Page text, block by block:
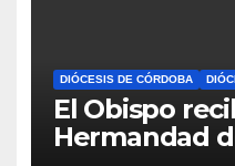
DIÓCESIS DE CÓRDOBA
El Obispo
Hermandad